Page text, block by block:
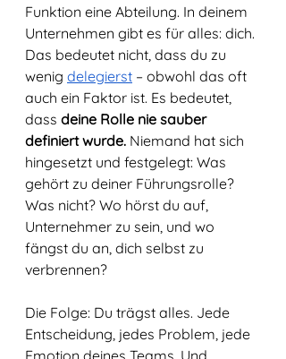
Funktion eine Abteilung. In deinem
Unternehmen gibt es für alles: dich.
Das bedeutet nicht, dass du zu
wenig delegierst – obwohl das oft
auch ein Faktor ist. Es bedeutet,
dass deine Rolle nie sauber
definiert wurde. Niemand hat sich
hingesetzt und festgelegt: Was
gehört zu deiner Führungsrolle?
Was nicht? Wo hörst du auf,
Unternehmer zu sein, und wo
fängst du an, dich selbst zu
verbrennen?
Die Folge: Du trägst alles. Jede
Entscheidung, jedes Problem, jede
Emotion deines Teams. Und